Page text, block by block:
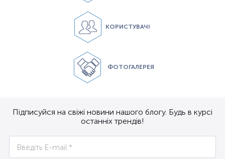
КОРИСТУВАЧІ
ФОТОГАЛЕРЕЯ
Підписуйся на свіжі новини нашого блогу. Будь в курсі
останніх трендів!